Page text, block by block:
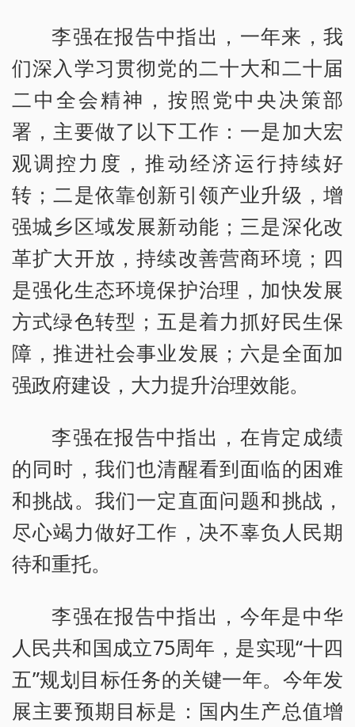
李强在报告中指出，一年来，我
们深入学习贯彻党的二十大和二十届
二中全会精神，按照党中央决策部
署，主要做了以下工作：一是加大宏
观调控力度，推动经济运行持续好
转；二是依靠创新引领产业升级，增
强城乡区域发展新动能；三是深化改
革扩大开放，持续改善营商环境；四
是强化生态环境保护治理，加快发展
方式绿色转型；五是着力抓好民生保
障，推进社会事业发展；六是全面加
强政府建设，大力提升治理效能。
李强在报告中指出，在肯定成绩
的同时，我们也清醒看到面临的困难
和挑战。我们一定直面问题和挑战，
尽心竭力做好工作，决不辜负人民期
待和重托。
李强在报告中指出，今年是中华
人民共和国成立75周年，是实现“十四
五”规划目标任务的关键一年。今年发
展主要预期目标是：国内生产总值增